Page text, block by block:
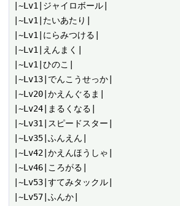
|~Lv1|ジャイロボール|
|~Lv1|たいあたり|
|~Lv1|にらみつける|
|~Lv1|えんまく|
|~Lv1|ひのこ|
|~Lv13|でんこうせっか|
|~Lv20|かえんぐるま|
|~Lv24|まるくなる|
|~Lv31|スピードスター|
|~Lv35|ふんえん|
|~Lv42|かえんほうしゃ|
|~Lv46|ころがる|
|~Lv53|すてみタックル|
|~Lv57|ふんか|